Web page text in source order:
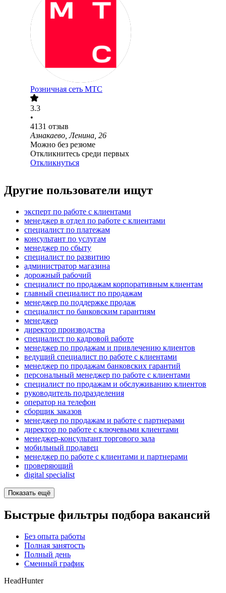
Розничная сеть МТС
3.3
•
4131 отзыв
Азнакаево, Ленина, 26
Можно без резюме
Откликнитесь среди первых
Откликнуться
Другие пользователи ищут
эксперт по работе с клиентами
менеджер в отдел по работе с клиентами
специалист по платежам
консультант по услугам
менеджер по сбыту
специалист по развитию
администратор магазина
дорожный рабочий
специалист по продажам корпоративным клиентам
главный специалист по продажам
менеджер по поддержке продаж
специалист по банковским гарантиям
менеджер
директор производства
специалист по кадровой работе
менеджер по продажам и привлечению клиентов
ведущий специалист по работе с клиентами
менеджер по продажам банковских гарантий
персональный менеджер по работе с клиентами
специалист по продажам и обслуживанию клиентов
руководитель подразделения
опeрaтoр нa тeлeфoн
сборщик заказов
менеджер по продажам и работе с партнерами
директор по работе с ключевыми клиентами
менеджер-консультант торгового зала
мобильный продавец
менеджер по работе с клиентами и партнерами
проверяющий
digital specialist
Показать ещё
Быстрые фильтры подбора вакансий
Без опыта работы
Полная занятость
Полный день
Сменный график
HeadHunter